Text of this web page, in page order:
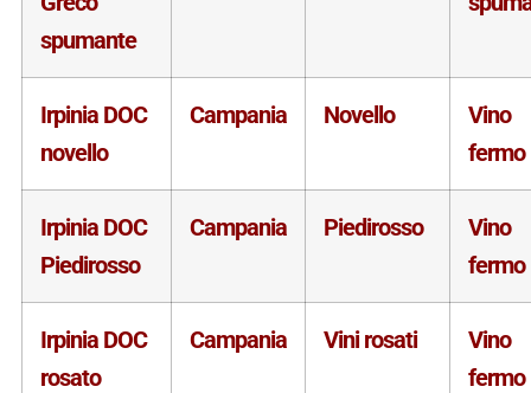
spumante
Irpinia DOC
novello
Campania Novello
Vino
fermo
Irpinia DOC
Piedirosso
Campania Piedirosso
Vino
fermo
Irpinia DOC
rosato
Campania Vini rosati
Vino
fermo